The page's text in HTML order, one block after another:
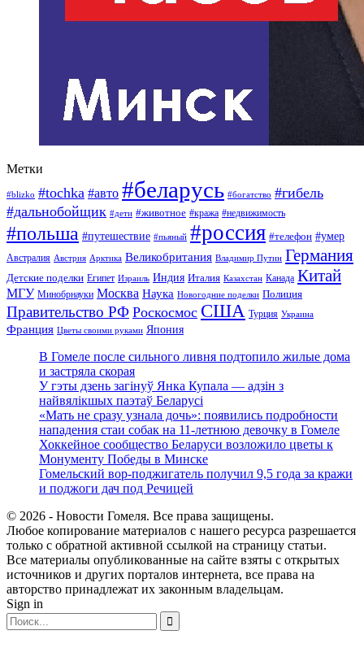
Метки
#blizko #tochka #авто #беларусь #богатство #гибель
#дальнобойщик #дети #животное #кража #недвижимость
#польша #путешествие #пьяный #россия #телефон #умер
Австралия Австрия Арктика Великобритания Владимир Путин Германия
Детские поделки Египет Израиль Индия Италия Казахстан Канада Китай
МГУ Минобрнауки Москва Наука Новогодние поделки Полиция
Правительство РФ Роскосмос США Турция Украина
Франция Цветы своими руками Япония
В Гомеле после сильного ливня подтопило жилые дома
и застряла скорая
У гэты дзень загінуў Янка Купала — адзін з
найвялікшых паэтаў Беларусі
«Мать не сразу узнала дочь»: появились подробности
нападения стаи собак на 11-летнюю девочку в Гомеле
Хоккейное сообщество Беларуси возложило цветы к
Монументу Победы в Минске
Гомельский вор-поджигатель получил 9,5 года за кражи
и поджоги дач под Речицей
© 2026 - Новости Гомеля. Все права защищены.
Любое копирование материалов с нашего ресурса разрешается
только с обратной активной ссылкой на страницу статьи.
Все материалы опубликованные на сайте взяты с открытых
источников и других порталов интернета, все права на
авторство принадлежат их законным владельцам.
Sign in